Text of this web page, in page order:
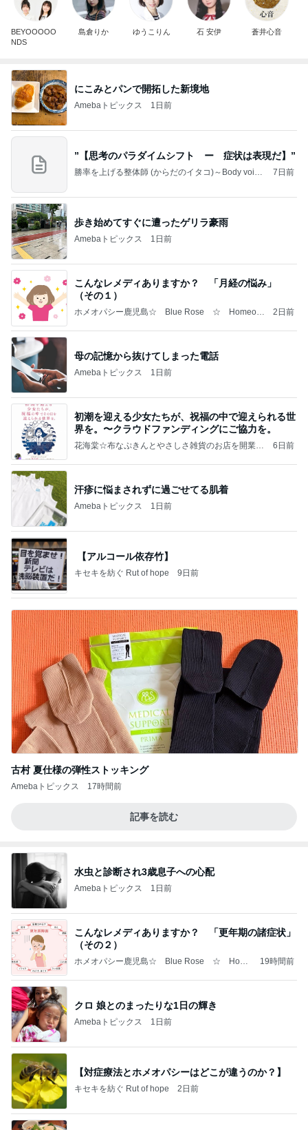
BEYOOOOO
NDS
島倉りか ゆうこりん 石 安伊 蒼井心音
にこみとパンで開拓した新境地
Amebaトピックス 1日前
”【思考のパラダイムシフト ー 症状は表現だ】”
勝率を上げる整体師 (からだのイタコ)～Body voice
7日前
歩き始めてすぐに遭ったゲリラ豪雨
Amebaトピックス 1日前
こんなレメディありますか？ 「月経の悩み」
（その１）
ホメオパシー鹿児島☆ Blue Rose ☆ Homeop
2日前
母の記憶から抜けてしまった電話
Amebaトピックス 1日前
初潮を迎える少女たちが、祝福の中で迎えられる世
界を。〜クラウドファンディングにご協力を。
花海棠☆布なぷきんとやさしさ雑貨のお店を開業す
6日前
汗疹に悩まされずに過ごせてる肌着
Amebaトピックス 1日前
【アルコール依存竹】
キセキを紡ぐ Rut of hope 9日前
古村 夏仕様の弾性ストッキング
Amebaトピックス 17時間前
記事を読む
水虫と診断され3歳息子への心配
Amebaトピックス 1日前
こんなレメディありますか？ 「更年期の諸症状」
（その２）
ホメオパシー鹿児島☆ Blue Rose ☆ Home
19時間前
クロ 娘とのまったりな1日の輝き
Amebaトピックス 1日前
【対症療法とホメオパシーはどこが違うのか？】
キセキを紡ぐ Rut of hope 2日前